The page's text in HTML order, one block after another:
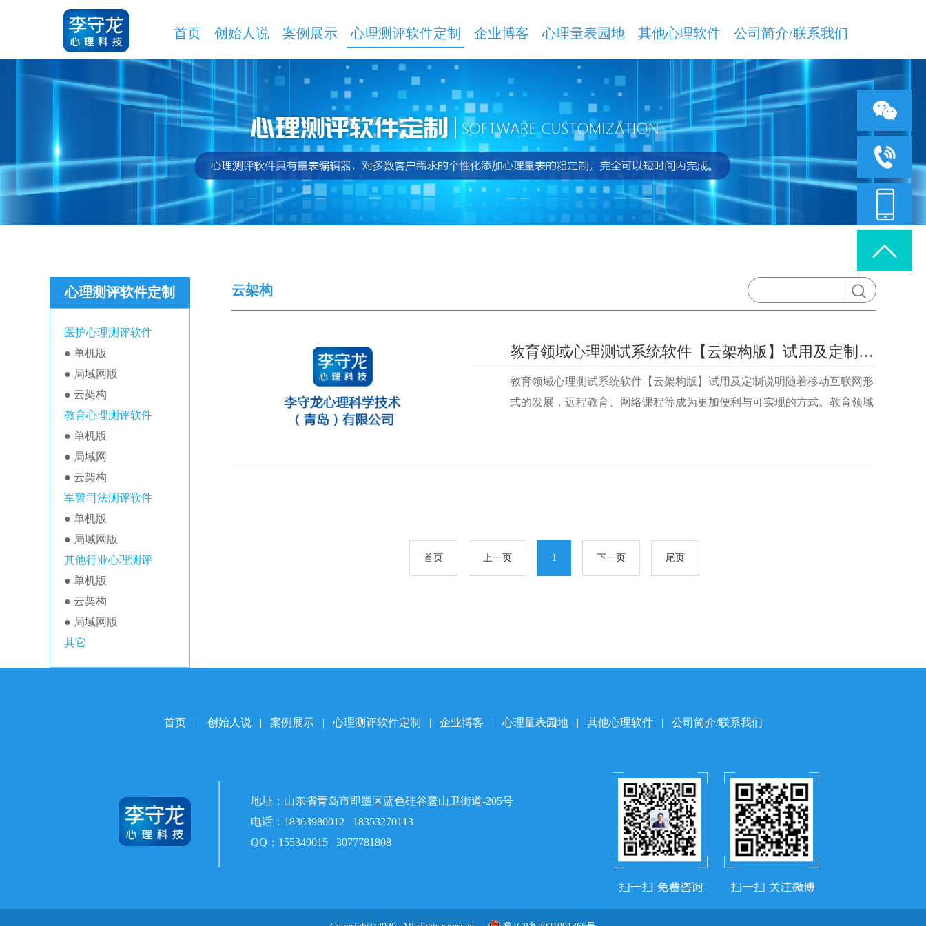
首页 创始人说 案例展示 心理测评软件定制 企业博客 心理量表园地 其他心理软件 公司简介/联系我们
心理测评软件定制
医护心理测评软件
● 单机版
● 局域网版
● 云架构
教育心理测评软件
● 单机版
● 局域网
● 云架构
军警司法测评软件
● 单机版
● 局域网版
其他行业心理测评
● 单机版
● 云架构
● 局域网版
其它
云架构
教育领域心理测试系统软件【云架构版】试用及定制说明
教育领域心理测试系统软件【云架构版】试用及定制说明随着移动互联网形
式的发展，远程教育、网络课程等成为更加便利与可实现的方式。教育领域
首页 上一页 1 下一页 尾页
首页| 创始人说| 案例展示| 心理测评软件定制 | 企业博客 | 心理量表园地| 其他心理软件| 公司简介/联系我们
地址：山东省青岛市即墨区蓝色硅谷鳌山卫街道-205号
电话： 18363980012
18353270113
QQ： 155349015 3077781808
技术咨询：